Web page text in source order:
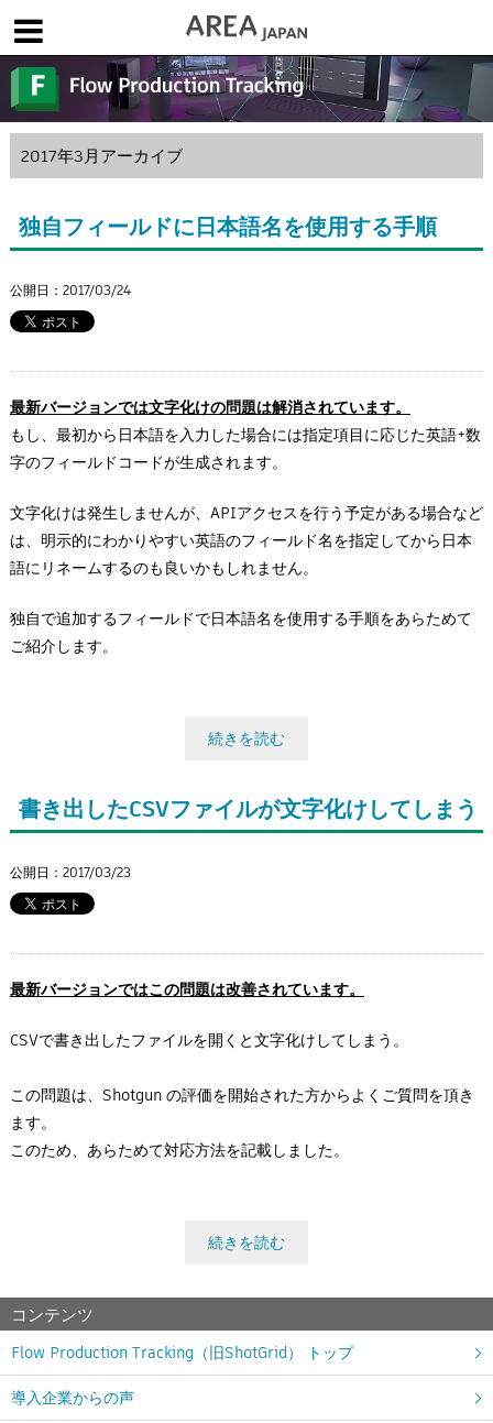
体験版で始める 学生向け無償版 ソフトを購入
About us | フォーラム
Tutorials User Stories
ムービー イベント プロダクト
3DCGとは
建築・製造
アニメ
教育機関・学生
Flow Production Tracking（旧ShotGrid）
2017年3月アーカイブ
独自フィールドに日本語名を使用する手順
公開日：2017/03/24
最新バージョンでは文字化けの問題は解消されています。
もし、最初から日本語を入力した場合には指定項目に応じた英語+数
字のフィールドコードが生成されます。
文字化けは発生しませんが、APIアクセスを行う予定がある場合など
は、明示的にわかりやすい英語のフィールド名を指定してから日本
語にリネームするのも良いかもしれません。
独自で追加するフィールドで日本語名を使用する手順をあらためて
ご紹介します。
続きを読む
書き出したCSVファイルが文字化けしてしまう
公開日：2017/03/23
最新バージョンではこの問題は改善されています。
CSVで書き出したファイルを開くと文字化けしてしまう。
この問題は、Shotgun の評価を開始された方からよくご質問を頂き
ます。
このため、あらためて対応方法を記載しました。
続きを読む
コンテンツ
Flow Production Tracking（旧ShotGrid） トップ
導入企業からの声